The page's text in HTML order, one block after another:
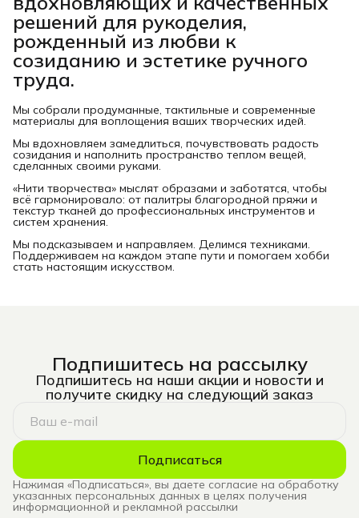
решений для рукоделия,
рожденный из любви к
созиданию и эстетике ручного
труда.
Мы собрали продуманные, тактильные и современные
материалы для воплощения ваших творческих идей.
Мы вдохновляем замедлиться, почувствовать радость
созидания и наполнить пространство теплом вещей,
сделанных своими руками.
«Нити творчества» мыслят образами и заботятся, чтобы
всё гармонировало: от палитры благородной пряжи и
текстур тканей до профессиональных инструментов и
систем хранения.
Мы подсказываем и направляем. Делимся техниками.
Поддерживаем на каждом этапе пути и помогаем хобби
стать настоящим искусством.
Подпишитесь на рассылку
Подпишитесь на наши акции и новости и
получите скидку на следующий заказ
Подписаться
Нажимая «Подписаться», вы даете согласие на обработку
указанных персональных данных в целях получения
информационной и рекламной рассылки